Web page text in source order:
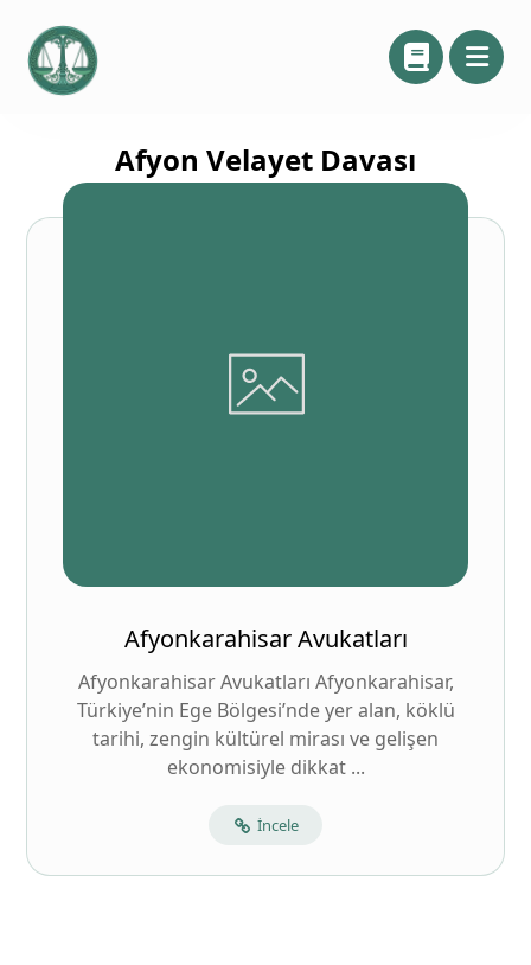
Afyon Velayet Davası
Afyonkarahisar Avukatları
Afyonkarahisar Avukatları Afyonkarahisar,
Türkiye’nin Ege Bölgesi’nde yer alan, köklü
tarihi, zengin kültürel mirası ve gelişen
ekonomisiyle dikkat ...
İncele